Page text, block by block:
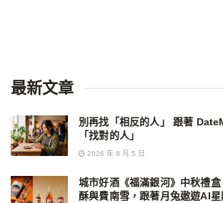
最新文章
別再找「相反的人」 跟著
「找對的人」
2026 年 8 月 5 日
城市好酒《福滿銀河》中秋禮
酥與費南雪，跟著月兔遨遊AI星